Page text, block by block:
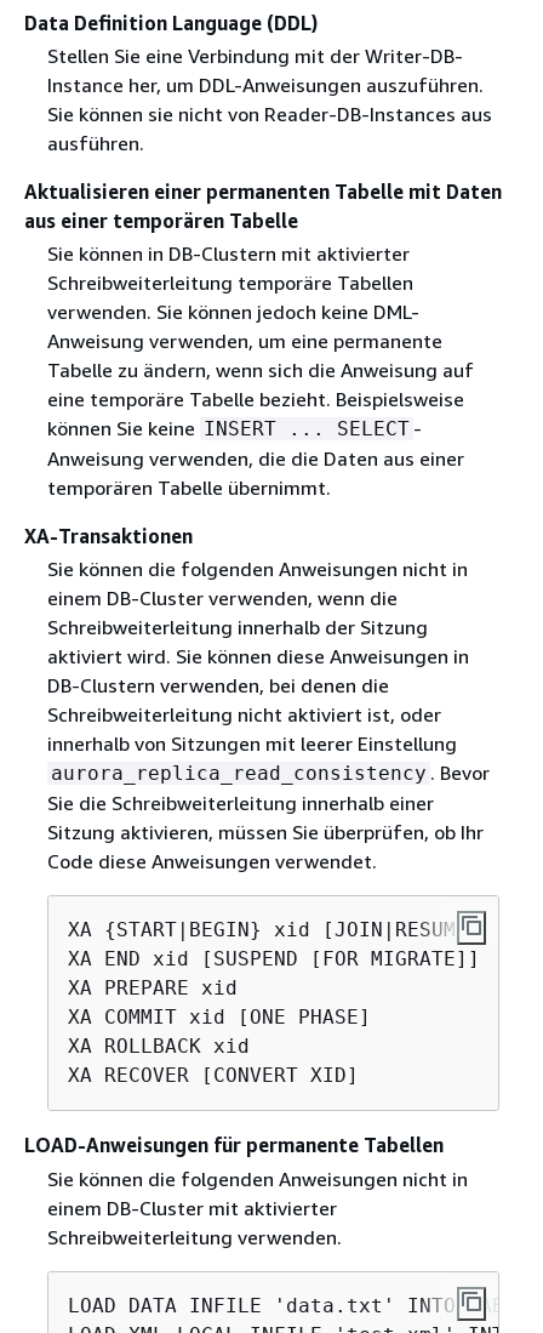
Data Definition Language (DDL)
Stellen Sie eine Verbindung mit der Writer-DB-
Instance her, um DDL-Anweisungen auszuführen.
Sie können sie nicht von Reader-DB-Instances aus
ausführen.
Aktualisieren einer permanenten Tabelle mit Daten
aus einer temporären Tabelle
Sie können in DB-Clustern mit aktivierter
Schreibweiterleitung temporäre Tabellen
verwenden. Sie können jedoch keine DML-
Anweisung verwenden, um eine permanente
Tabelle zu ändern, wenn sich die Anweisung auf
eine temporäre Tabelle bezieht. Beispielsweise
können Sie keine INSERT ... SELECT -
Anweisung verwenden, die die Daten aus einer
temporären Tabelle übernimmt.
XA-Transaktionen
Sie können die folgenden Anweisungen nicht in
einem DB-Cluster verwenden, wenn die
Schreibweiterleitung innerhalb der Sitzung
aktiviert wird. Sie können diese Anweisungen in
DB-Clustern verwenden, bei denen die
Schreibweiterleitung nicht aktiviert ist, oder
innerhalb von Sitzungen mit leerer Einstellung
aurora_replica_read_consistency . Bevor
Sie die Schreibweiterleitung innerhalb einer
Sitzung aktivieren, müssen Sie überprüfen, ob Ihr
Code diese Anweisungen verwendet.
XA {START|BEGIN} xid [JOIN|RESUME]
XA END xid [SUSPEND [FOR MIGRATE]]
XA PREPARE xid
XA COMMIT xid [ONE PHASE]
XA ROLLBACK xid
LOAD-Anweisungen für permanente Tabellen
Sie können die folgenden Anweisungen nicht in
einem DB-Cluster mit aktivierter
Schreibweiterleitung verwenden.
LOAD DATA INFILE 'data.txt' INTO